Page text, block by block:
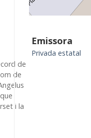
de
de
i la
Emissora
Privada estatal